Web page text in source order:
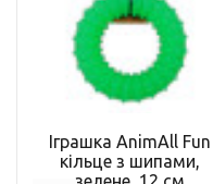
Іграшка AnimAll Fun
кільце з шипами,